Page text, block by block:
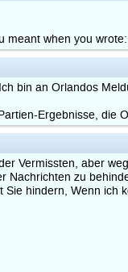
meant when you wrote:
bin an Orlandos
Ergebnisse, die
Vermissten, aber
Nachrichten zu
hindern, Wenn ich